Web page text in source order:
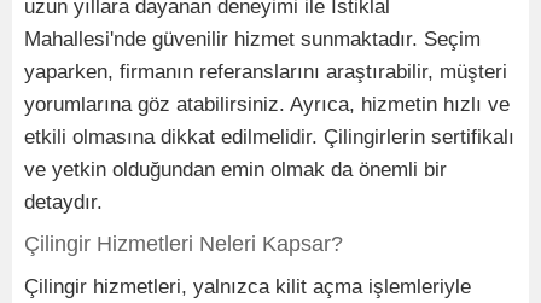
uzun yıllara dayanan deneyimi ile İstiklal
Mahallesi'nde güvenilir hizmet sunmaktadır. Seçim
yaparken, firmanın referanslarını araştırabilir, müşteri
yorumlarına göz atabilirsiniz. Ayrıca, hizmetin hızlı ve
etkili olmasına dikkat edilmelidir. Çilingirlerin sertifikalı
ve yetkin olduğundan emin olmak da önemli bir
detaydır.
Çilingir Hizmetleri Neleri Kapsar?
Çilingir hizmetleri, yalnızca kilit açma işlemleriyle